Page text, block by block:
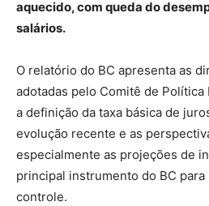
aquecido, com queda do
salários.
O relatório do BC apresenta as
adotadas pelo Comitê de Política
a definição da taxa básica de
evolução recente e as
especialmente as projeções de
principal instrumento do BC
controle.